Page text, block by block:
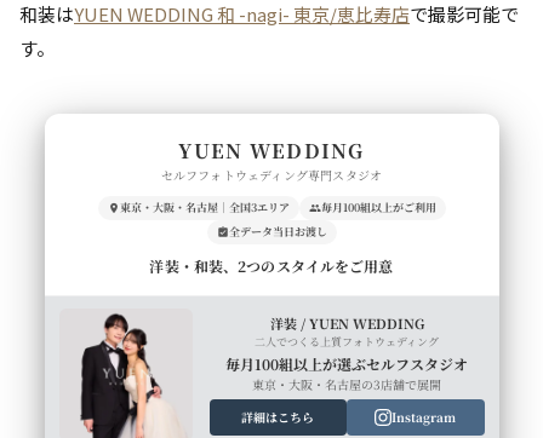
和装はYUEN WEDDING 和 -nagi- 東京/恵比寿店で撮影可能で
す。
YUEN WEDDING
セルフフォトウェディング専門スタジオ
東京・大阪・名古屋｜全国3エリア
毎月100組以上がご利用
全データ当日お渡し
洋装・和装、2つのスタイルをご用意
洋装 / YUEN WEDDING
二人でつくる上質フォトウェディング
毎月100組以上が選ぶセルフスタジオ
東京・大阪・名古屋の3店舗で展開
詳細はこちら
Instagram